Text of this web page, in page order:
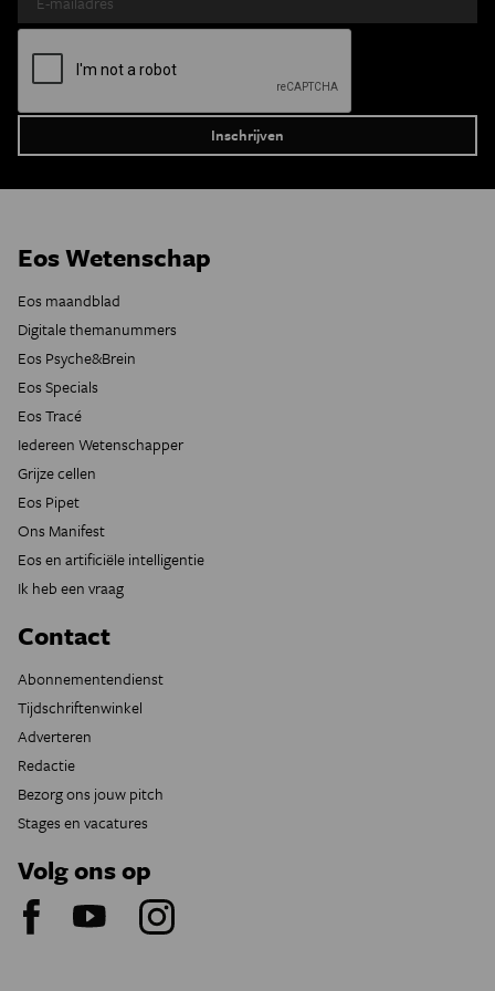
Eos Wetenschap
Eos maandblad
Digitale themanummers
Eos Psyche&Brein
Eos Specials
Eos Tracé
Iedereen Wetenschapper
Grijze cellen
Eos Pipet
Ons Manifest
Eos en artificiële intelligentie
Ik heb een vraag
Contact
Abonnementendienst
Tijdschriftenwinkel
Adverteren
Redactie
Bezorg ons jouw pitch
Stages en vacatures
Volg ons op